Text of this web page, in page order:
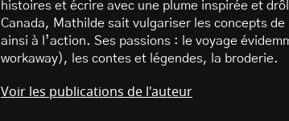
histoires et écrire avec une plume inspirée et
Canada, Mathilde sait vulgariser les concepts
ainsi à l’action. Ses passions : le voyage
workaway), les contes et légendes, la broderie.
Voir les publications de l'auteur